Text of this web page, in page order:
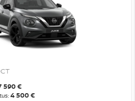
590 €
4 500 €